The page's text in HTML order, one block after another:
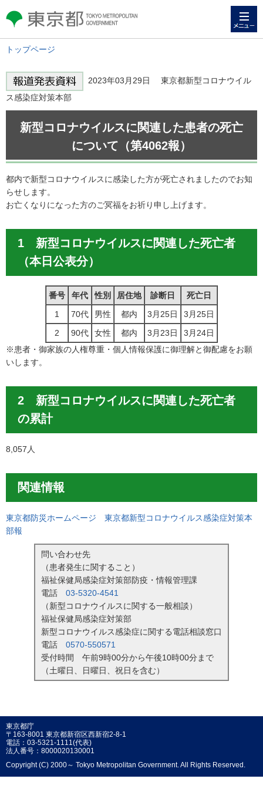
東京都 TOKYO METROPOLITAN
GOVERNMENT
トップページ
2023年03月29日 東京都新型コロナウイル
ス感染症対策本部
新型コロナウイルスに関連した患者の死亡
について（第4062報）
都内で新型コロナウイルスに感染した方が死亡されましたのでお知
らせします。
お亡くなりになった方のご冥福をお祈り申し上げます。
1 新型コロナウイルスに関連した死亡者
（本日公表分）
番号 年代 性別 居住地 診断日
死亡日
1
70代 男性 都内 3月25日
3月25日
2
90代 女性 都内 3月23日
3月24日
※患者・御家族の人権尊重・個人情報保護に御理解と御配慮をお願
いします。
2 新型コロナウイルスに関連した死亡者
の累計
8,057人
関連情報
東京都防災ホームページ 東京都新型コロナウイルス感染症対策本
部報
問い合わせ先
（患者発生に関すること）
福祉保健局感染症対策部防疫・情報管理課
電話 03-5320-4541
（新型コロナウイルスに関する一般相談）
福祉保健局感染症対策部
新型コロナウイルス感染症に関する電話相談窓口
電話 0570-550571
受付時間 午前9時00分から午後10時00分まで
（土曜日、日曜日、祝日を含む）
東京都庁
〒163-8001 東京都新宿区西新宿2-8-1
電話：03-5321-1111(代表)
法人番号：8000020130001
Copyright (C) 2000～ Tokyo Metropolitan Government. All Rights Reserved.